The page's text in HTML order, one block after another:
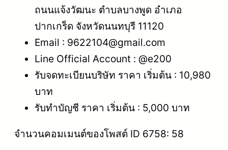
ถนนแจ้งวัฒนะ ตำบลบางพูด อำเภอ
ปากเกร็ด จังหวัดนนทบุรี 11120
Email : 9622104@gmail.com
Line Official Account : @e200
รับจดทะเบียนบริษัท ราคา เริ่มต้น : 10,980
บาท
รับทำบัญชี ราคา เริ่มต้น : 5,000 บาท
จำนวนคอมเมนต์ของโพสต์ ID 6758: 58